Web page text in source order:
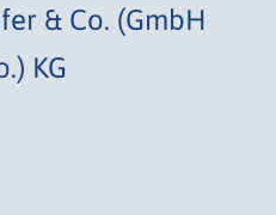
& Co. (GmbH
KG